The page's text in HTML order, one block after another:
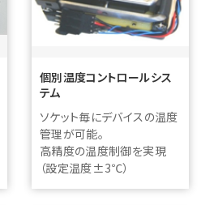
個別温度コントロールシス
テム
ソケット毎にデバイスの温度
管理が可能。
高精度の温度制御を実現
（設定温度±3℃）